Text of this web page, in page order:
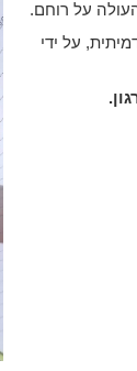
על רוחם.
על ידי